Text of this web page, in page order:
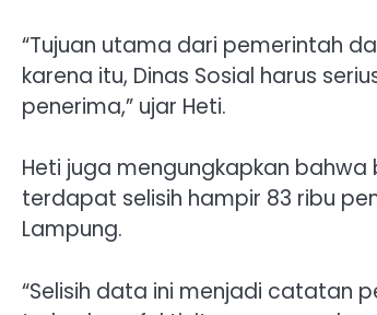
“Tujuan utama dari pemerintah
karena itu, Dinas Sosial harus
penerima,” ujar Heti.
Heti juga mengungkapkan
terdapat selisih hampir 83 ribu
Lampung.
“Selisih data ini menjadi catatan